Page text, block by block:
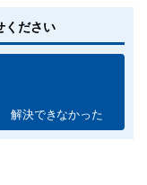
ください
解決できなかった